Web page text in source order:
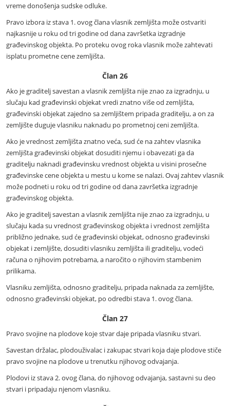
vreme donošenja sudske odluke.
Pravo izbora iz stava 1. ovog člana vlasnik zemljišta može ostvariti
najkasnije u roku od tri godine od dana završetka izgradnje
građevinskog objekta. Po proteku ovog roka vlasnik može zahtevati
isplatu prometne cene zemljišta.
Član 26
Ako je graditelj savestan a vlasnik zemljišta nije znao za izgradnju, u
slučaju kad građevinski objekat vredi znatno više od zemljišta,
građevinski objekat zajedno sa zemljištem pripada graditelju, a on za
zemljište duguje vlasniku naknadu po prometnoj ceni zemljišta.
Ako je vrednost zemljišta znatno veća, sud će na zahtev vlasnika
zemljišta građevinski objekat dosuditi njemu i obavezati ga da
graditelju naknadi građevinsku vrednost objekta u visini prosečne
građevinske cene objekta u mestu u kome se nalazi. Ovaj zahtev vlasnik
može podneti u roku od tri godine od dana završetka izgradnje
građevinskog objekta.
Ako je graditelj savestan a vlasnik zemljišta nije znao za izgradnju, u
slučaju kada su vrednost građevinskog objekta i vrednost zemljišta
približno jednake, sud će građevinski objekat, odnosno građevinski
objekat i zemljište, dosuditi vlasniku zemljišta ili graditelju, vodeći
računa o njihovim potrebama, a naročito o njihovim stambenim
prilikama.
Vlasniku zemljišta, odnosno graditelju, pripada naknada za zemljište,
odnosno građevinski objekat, po odredbi stava 1. ovog člana.
Član 27
Pravo svojine na plodove koje stvar daje pripada vlasniku stvari.
Savestan držalac, plodouživalac i zakupac stvari koja daje plodove stiče
pravo svojine na plodove u trenutku njihovog odvajanja.
Plodovi iz stava 2. ovog člana, do njihovog odvajanja, sastavni su deo
stvari i pripadaju njenom vlasniku.